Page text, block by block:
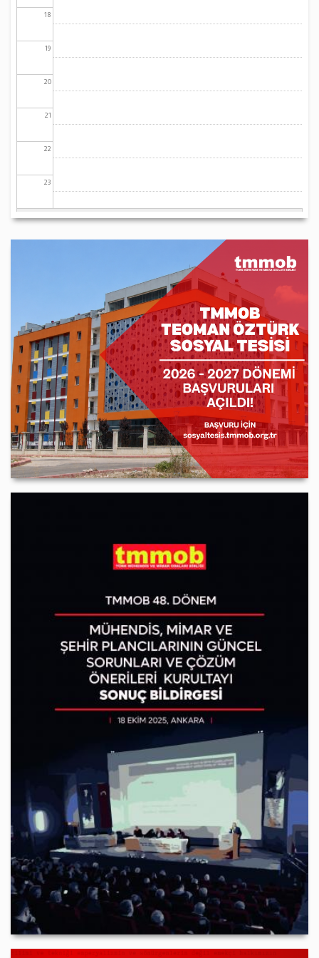
18
19
20
21
22
23